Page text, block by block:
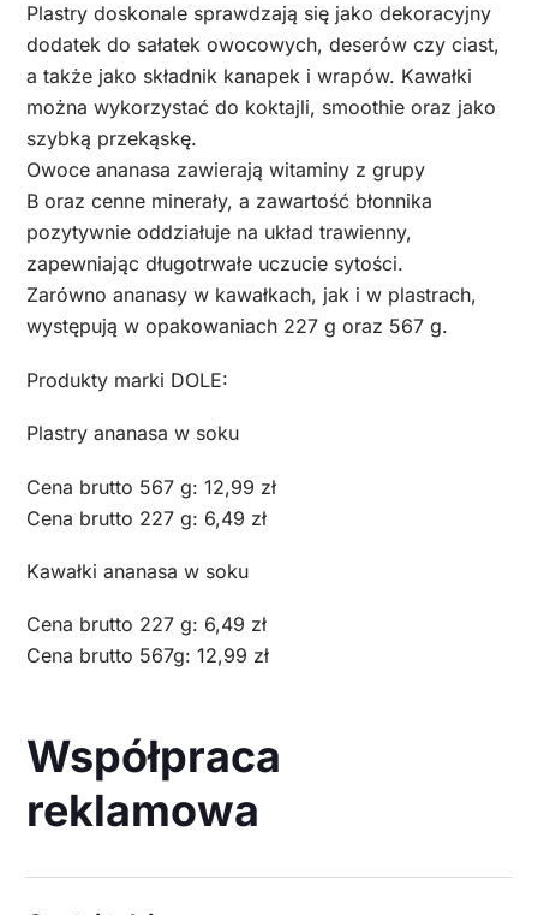
Plastry doskonale sprawdzają się jako dekoracyjny
dodatek do sałatek owocowych, deserów czy ciast,
a także jako składnik kanapek i wrapów. Kawałki
można wykorzystać do koktajli, smoothie oraz jako
szybką przekąskę.
Owoce ananasa zawierają witaminy z grupy
B oraz cenne minerały, a zawartość błonnika
pozytywnie oddziałuje na układ trawienny,
zapewniając długotrwałe uczucie sytości.
Zarówno ananasy w kawałkach, jak i w plastrach,
występują w opakowaniach 227 g oraz 567 g.
Produkty marki DOLE:
Plastry ananasa w soku
Cena brutto 567 g: 12,99 zł
Cena brutto 227 g: 6,49 zł
Kawałki ananasa w soku
Cena brutto 227 g: 6,49 zł
Cena brutto 567g: 12,99 zł
Współpraca
reklamowa